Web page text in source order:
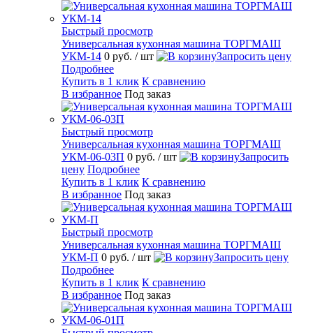
Быстрый просмотр
Универсальная кухонная машина ТОРГМАШ
УКМ-14 0 руб. / шт
Запросить цену
Подробнее
Купить в 1 клик К сравнению
В избранное Под заказ
Быстрый просмотр
Универсальная кухонная машина ТОРГМАШ
УКМ-06-03П 0 руб. / шт
Запросить
цену Подробнее
Купить в 1 клик К сравнению
В избранное Под заказ
Быстрый просмотр
Универсальная кухонная машина ТОРГМАШ
УКМ-П 0 руб. / шт
Запросить цену
Подробнее
Купить в 1 клик К сравнению
В избранное Под заказ